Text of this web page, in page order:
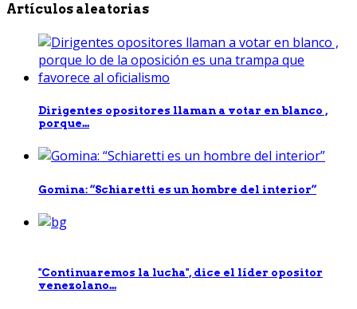
Artículos aleatorias
Dirigentes opositores llaman a votar en blanco ,
porque...
Gomina: “Schiaretti es un hombre del interior”
"Continuaremos la lucha", dice el líder opositor
venezolano...